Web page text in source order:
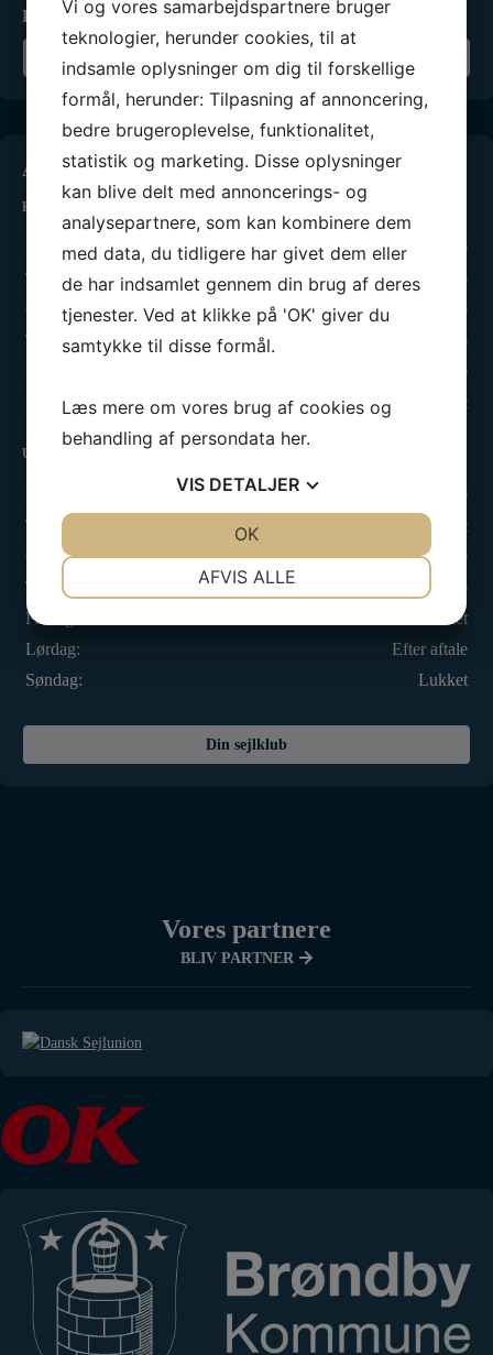
Ring til os: 66666100
Åbningstider
Kontorets åbningstider
Mandag:
13.00 - 19.00
Tirsdag:
13.00 - 17.00
Onsdag:
09.00 - 13.00
Torsdag:
13.00 - 17.00
13.00 - 16.00
Lørdag - Søndag:
Lukket
Ungdomsafdelingen
17.00 - 20.00
Tirsdag:
Lukket
Onsdag:
17.00 - 20.00
Torsdag:
17.00 - 21.00
Fredag:
Lukket
Lørdag:
Efter aftale
Søndag:
Lukket
Din sejlklub
Vores partnere
BLIV PARTNER
Vi og vores samarbejdspartnere bruger
teknologier, herunder cookies, til at
indsamle oplysninger om dig til forskellige
formål, herunder: Tilpasning af annoncering,
bedre brugeroplevelse, funktionalitet,
statistik og marketing. Disse oplysninger
kan blive delt med annoncerings- og
analysepartnere, som kan kombinere dem
med data, du tidligere har givet dem eller
de har indsamlet gennem din brug af deres
tjenester. Ved at klikke på 'OK' giver du
samtykke til disse formål.
Læs mere om vores brug af cookies og
behandling af persondata her.
VIS DETALJER
AFVIS ALLE
OK